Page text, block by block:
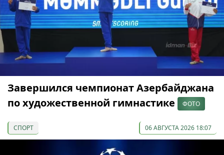
Завершился чемпионат Азербайджана
по художественной гимнастике
ФОТО
СПОРТ 06 АВГУСТА 2026 18:07